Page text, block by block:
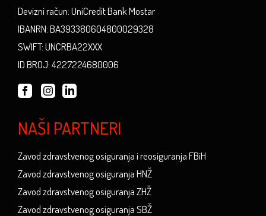
Devizni račun: UniCredit Bank Mostar
IBANRN: BA393380604800029328
SWIFT: UNCRBA22XXX
ID BROJ: 4227224680006
NAŠI PARTNERI
Zavod zdravstvenog osiguranja i reosiguranja FBiH
Zavod zdravstvenog osiguranja HNŽ
Zavod zdravstvenog osiguranja ZHŽ
Zavod zdravstvenog osiguranja SBŽ